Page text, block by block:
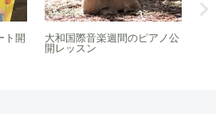
ト開
大和国際音楽週間のピアノ公
開レッスン